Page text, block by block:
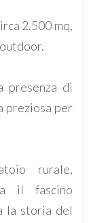
2.500 mq,
presenza di
preziosa per
rurale,
il fascino
la storia del